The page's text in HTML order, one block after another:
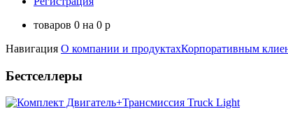
товаров 0 на 0 p
Навигация О компании и продуктахКорпоративным
Бестселлеры